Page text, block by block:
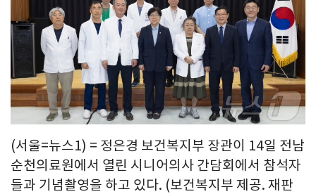
(서울=뉴스1) = 정은경 보건복지부 장관이 14일 전남
순천의료원에서 열린 시니어의사 간담회에서 참석자
들과 기념촬영을 하고 있다. (보건복지부 제공. 재판